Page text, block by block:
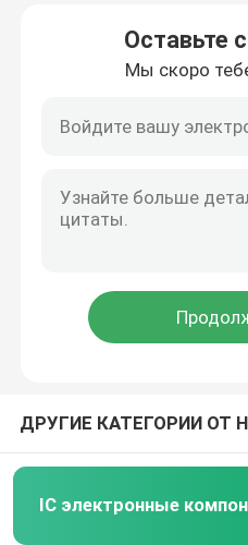
Продукты
Оставьте
Мы скоро
ДРУГИЕ КАТЕГОРИИ ОТ
IC электронные